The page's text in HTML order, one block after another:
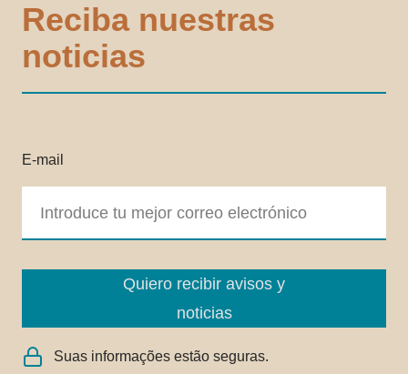
Reciba nuestras
noticias
E-mail
Quiero recibir avisos y
noticias
Suas informações estão seguras.